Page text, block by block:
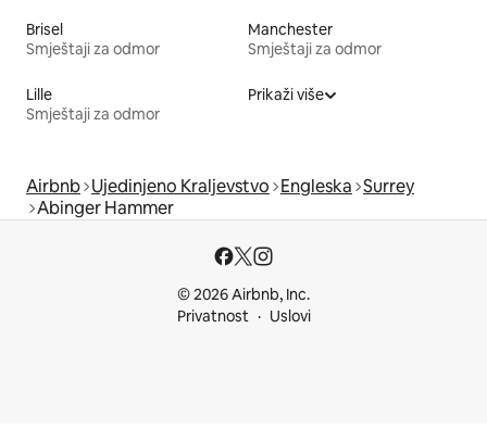
Brisel
Smještaji za odmor
Manchester
Smještaji za odmor
Lille
Smještaji za odmor
Prikaži više
Airbnb Ujedinjeno Kraljevstvo Engleska Surrey
Abinger Hammer
© 2026 Airbnb, Inc.
Privatnost
Uslovi